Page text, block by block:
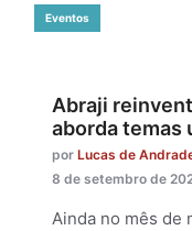
Eventos
Abraji
aborda temas
por Lucas de
8 de setembro de
Ainda no mês de